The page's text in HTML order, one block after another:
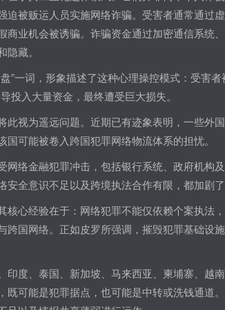
迫被贩运人员实施网络诈骗。受害者通常通过虚
商业机会被诱骗。诈骗资金通过加密通信系统
藏。
”一词，形象描述了这种心理操控模式：受害者
投入大量资金，最终遭受巨大损失。
此视为遥远问题。近期已有迹象表明，一些外
可能被卷入跨国犯罪网络物流体系的担忧。
网络金融犯罪冲击，包括银行系统、政府机构
全意识不足以及跨境执法合作有限，都加剧了
核心经验在于：网络犯罪不能仅依赖个案执法
跨国网络。正如皮罗所强调，摧毁犯罪基础设
印度、泰国、新加坡、马来西亚、柬埔寨、越
既可能是犯罪据点，也可能是中转或洗钱通道